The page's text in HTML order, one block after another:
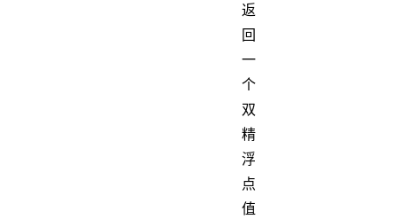
返
回
一
个
双
精
浮
点
值